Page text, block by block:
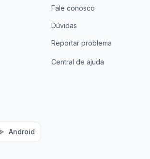
Fale conosco
Dúvidas
Reportar problema
Central de ajuda
Android